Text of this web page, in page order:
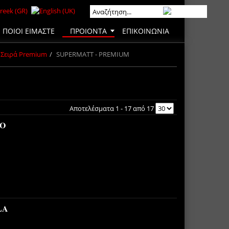
ΠΟΙΟΙ ΕΙΜΑΣΤΕ ΠΡΟΙΟΝΤΑ ΕΠΙΚΟΙΝΩΝΙΑ
Σειρά Premium SUPERMATT - PREMIUM
Αποτελέσματα 1 - 17 από 17